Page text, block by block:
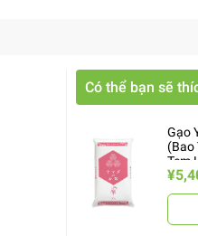
Có thể bạn sẽ
Gạo
(Bao
Tem
10kg